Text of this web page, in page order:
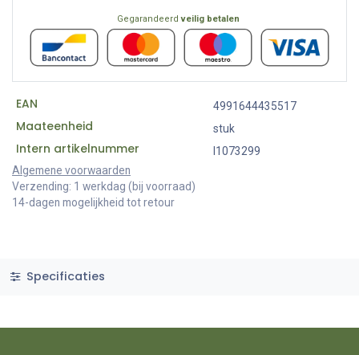
Gegarandeerdveilig betalen
EAN 4991644435517
Maateenheid stuk
Intern artikelnummer
I1073299
Algemene voorwaarden
Verzending: 1 werkdag (bij voorraad)
14-dagen mogelijkheid tot retour
Specificaties